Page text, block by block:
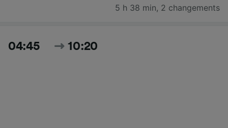
5 h 38 min, 2 changements
04:45 10:20